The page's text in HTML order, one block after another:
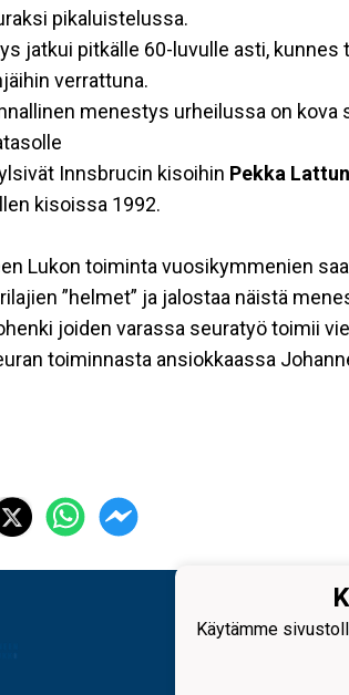
pikaluistelussa.
jatkui pitkälle 60-luvulle asti,
verrattuna.
menestys urheilussa on
Innsbrucin kisoihin Pekka
kisoissa 1992.
Lukon toiminta vuosikymmenien
”helmet” ja jalostaa näistä
joiden varassa seuratyö toimii
toiminnasta ansiokkaassa
Käytämme